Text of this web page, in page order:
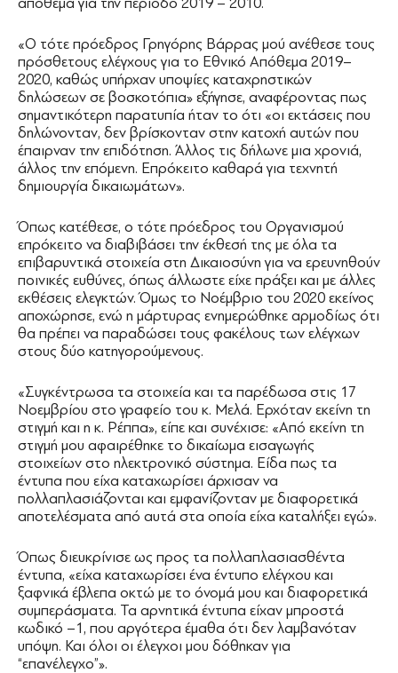
«Ο τότε πρόεδρος Γρηγόρης Βάρρας μού ανέθεσε τους
πρόσθετους ελέγχους για το Εθνικό Απόθεμα 2019–
2020, καθώς υπήρχαν υποψίες καταχρηστικών
δηλώσεων σε βοσκοτόπια» εξήγησε, αναφέροντας πως
σημαντικότερη παρατυπία ήταν το ότι «οι εκτάσεις που
δηλώνονταν, δεν βρίσκονταν στην κατοχή αυτών που
έπαιρναν την επιδότηση. Άλλος τις δήλωνε μια χρονιά,
άλλος την επόμενη. Επρόκειτο καθαρά για τεχνητή
δημιουργία δικαιωμάτων».
Όπως κατέθεσε, ο τότε πρόεδρος του Οργανισμού
επρόκειτο να διαβιβάσει την έκθεσή της με όλα τα
επιβαρυντικά στοιχεία στη Δικαιοσύνη για να ερευνηθούν
ποινικές ευθύνες, όπως άλλωστε είχε πράξει και με άλλες
εκθέσεις ελεγκτών. Όμως το Νοέμβριο του 2020 εκείνος
αποχώρησε, ενώ η μάρτυρας ενημερώθηκε αρμοδίως ότι
θα πρέπει να παραδώσει τους φακέλους των ελέγχων
στους δύο κατηγορούμενους.
«Συγκέντρωσα τα στοιχεία και τα παρέδωσα στις 17
Νοεμβρίου στο γραφείο του κ. Μελά. Ερχόταν εκείνη τη
στιγμή και η κ. Ρέππα», είπε και συνέχισε: «Από εκείνη τη
στιγμή μου αφαιρέθηκε το δικαίωμα εισαγωγής
στοιχείων στο ηλεκτρονικό σύστημα. Είδα πως τα
έντυπα που είχα καταχωρίσει άρχισαν να
πολλαπλασιάζονται και εμφανίζονταν με διαφορετικά
αποτελέσματα από αυτά στα οποία είχα καταλήξει εγώ».
Όπως διευκρίνισε ως προς τα πολλαπλασιασθέντα
έντυπα, «είχα καταχωρίσει ένα έντυπο ελέγχου και
ξαφνικά έβλεπα οκτώ με το όνομά μου και διαφορετικά
συμπεράσματα. Τα αρνητικά έντυπα είχαν μπροστά
κωδικό –1, που αργότερα έμαθα ότι δεν λαμβανόταν
υπόψη. Και όλοι οι έλεγχοι μου δόθηκαν για
“επανέλεγχο”».